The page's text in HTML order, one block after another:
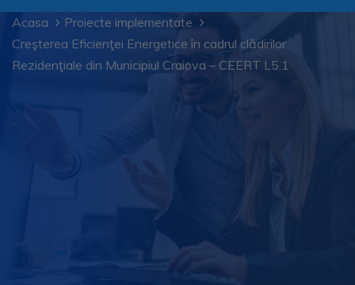
Acasa
Proiecte implementate
Creşterea Eficienţei Energetice în cadrul clădirilor
Rezidenţiale din Municipiul Craiova – CEERT L5.1